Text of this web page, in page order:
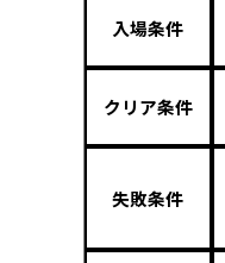
入場条件
クリア条件
失敗条件